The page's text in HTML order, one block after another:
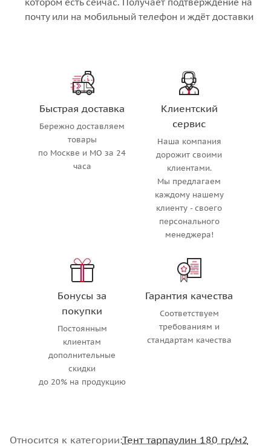
почту или на мобильный телефон и ждёт доставки
Быстрая доставка
Бережно доставляем
товары
по Москве и МО за 24
часа
Клиентский
сервис
Наша компания
дорожит своими
клиентами.
Мы предлагаем
каждому нашему
клиенту - своего
персонального
менеджера!
Бонусы за
покупки
Постоянным
клиентам
дополнительные
скидки
до 20% на продукцию
Гарантия качества
Соответствуем
требованиям и
стандартам качества
Относится к категории:Тент тарпаулин 180 гр/м2